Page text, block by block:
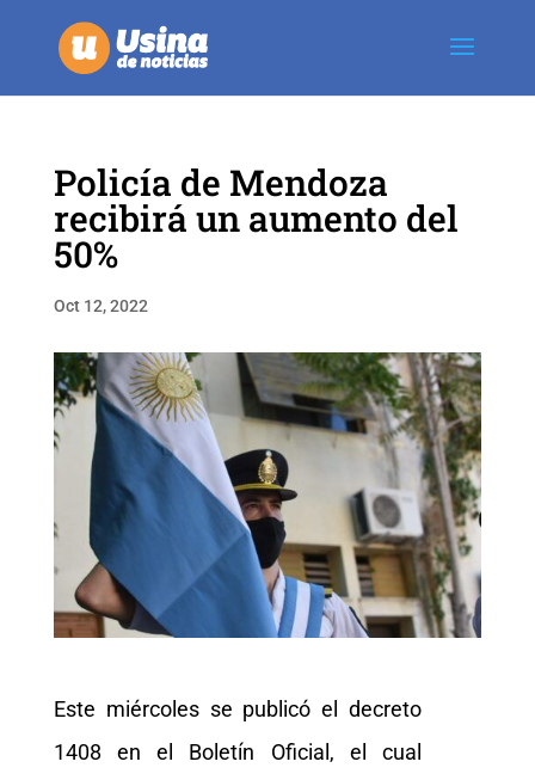
Policía de Mendoza
recibirá un aumento del
50%
Oct 12, 2022
Este miércoles se publicó el decreto
1408 en el Boletín Oficial, el cual